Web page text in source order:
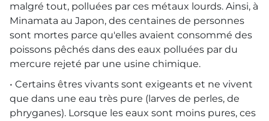
malgré tout, polluées par ces métaux lourds. Ainsi, à
Minamata au Japon, des centaines de personnes
sont mortes parce qu'elles avaient consommé des
poissons pêchés dans des eaux polluées par du
mercure rejeté par une usine chimique.
• Certains êtres vivants sont exigeants et ne vivent
que dans une eau très pure (larves de perles, de
phryganes). Lorsque les eaux sont moins pures, ces